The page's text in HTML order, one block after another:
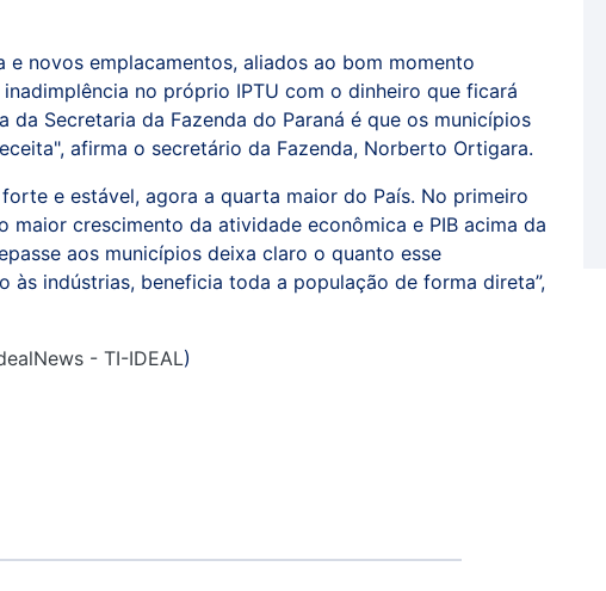
e novos emplacamentos, aliados ao bom momento
no próprio IPTU com o dinheiro que ficará
da Secretaria da Fazenda do Paraná é que os municípios
afirma o secretário da Fazenda, Norberto Ortigara.
e estável, agora a quarta maior do País. No primeiro
maior crescimento da atividade econômica e PIB acima da
aos municípios deixa claro o quanto esse
às indústrias, beneficia toda a população de forma direta”,
- TI-IDEAL)